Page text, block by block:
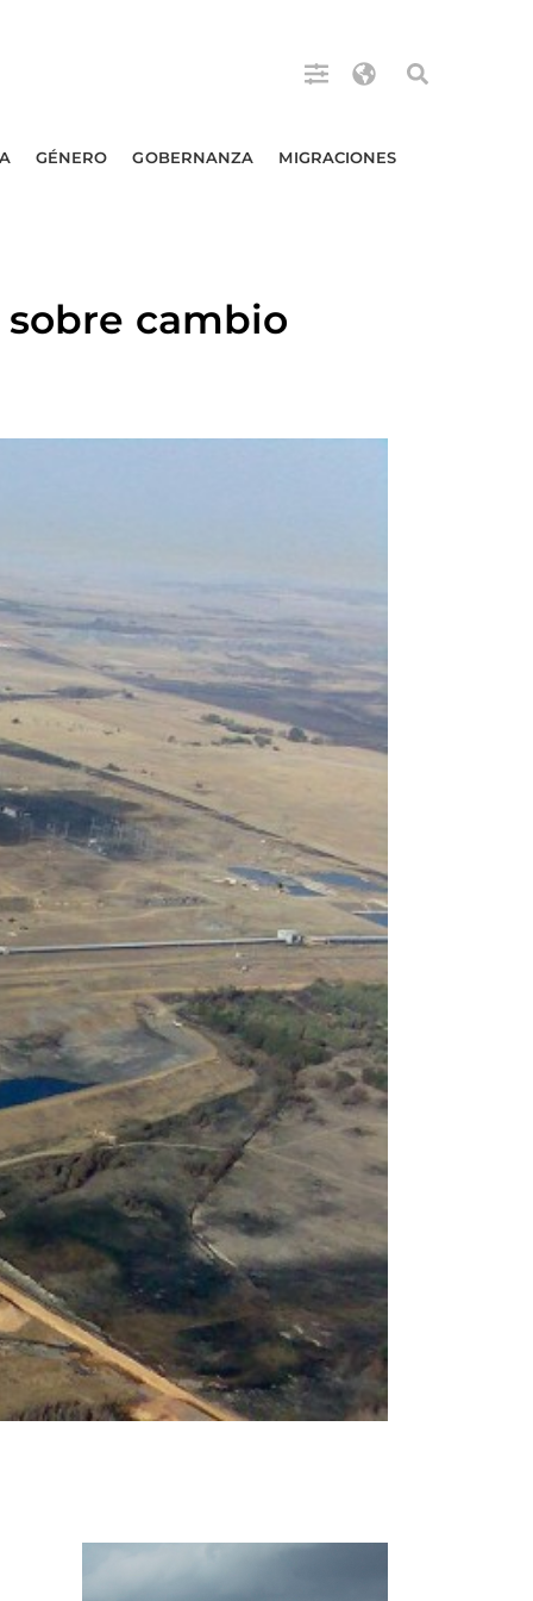
GÉNERO GOBERNANZA MIGRACIONES
cambio